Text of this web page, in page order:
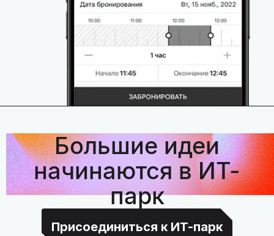
Большие идеи
начинаются в ИТ-
парк
Присоединиться к ИТ-парк